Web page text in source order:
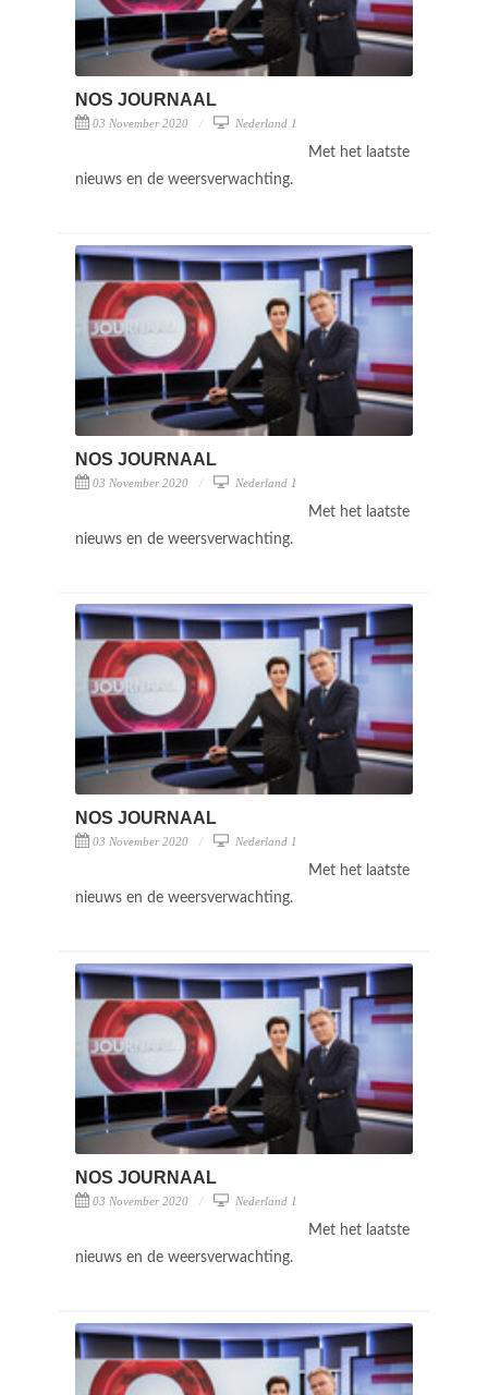
NOS JOURNAAL
03 November 2020 Nederland 1
Met het laatste
nieuws en de weersverwachting.
NOS JOURNAAL
03 November 2020 Nederland 1
Met het laatste
nieuws en de weersverwachting.
NOS JOURNAAL
03 November 2020 Nederland 1
Met het laatste
nieuws en de weersverwachting.
NOS JOURNAAL
03 November 2020 Nederland 1
Met het laatste
nieuws en de weersverwachting.